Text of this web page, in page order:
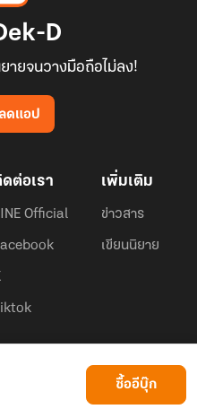
ซื้ออีบุ๊ก
D
ยจนวางมือถือไม่ลง!
ดแอป
ต่อเรา
Official
Tiktok
เพิ่มเติม
ข่าวสาร
เขียนนิยาย
Privacy Policy
ผู้ใช้ให้ดียิ่งขึ้น
ยอมรับ